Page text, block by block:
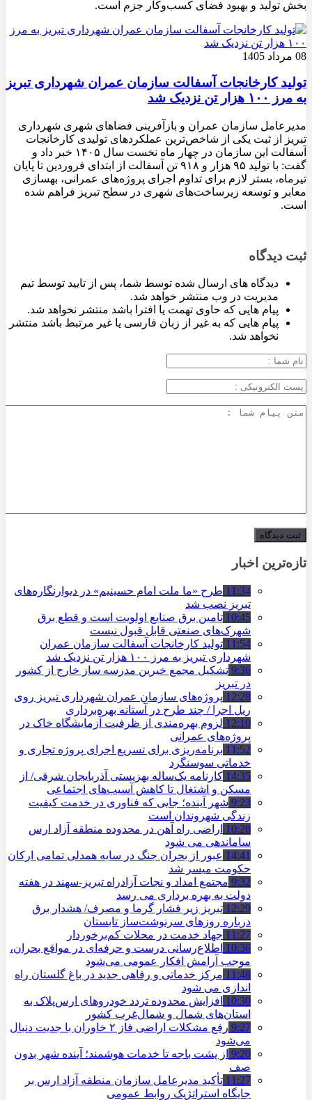
بخش تولید و بهبود فضای کسب‌وکار جزم است.
08 مرداد 1405
تولید کارخانجات آسفالت سازمان عمران شهرداری تبریز
به مرز ۱۰۰ هزار تن نزدیک شد
مدیرعامل سازمان عمران و بازآفرینی فضاهای شهری شهرداری
تبریز از ثبت یکی از شاخص‌ترین عملکردهای تولیدی کارخانجات
آسفالت این سازمان در چهار ماه نخست سال ۱۴۰۵ خبر داد و
گفت: با تولید ۹۵ هزار و ۹۱۸ تن آسفالت از ابتدای فروردین تا پایان
تیرماه، بستر لازم برای تداوم اجرای پروژه‌های عمرانی، بهسازی
معابر و توسعه زیرساخت‌های شهری در سطح تبریز فراهم شده
است.
ثبت دیدگاه
دیدگاه های ارسال شده توسط شما، پس از تایید توسط تیم
مدیریت در وب منتشر خواهد شد.
پیام هایی که حاوی تهمت یا افترا باشد منتشر نخواهد شد.
پیام هایی که به غیر از زبان فارسی یا غیر مرتبط باشد منتشر
نخواهد شد.
تازه‌ترین اخبار
11:34 طرح «ما ملت امام حسینیم» در دیوارنگاره‌های
تبریز نصب شد
10:45 تامین برق صنایع اولویت است و قطع برق
شهرک‌های صنعتی قابل قبول نیست
11:54 تولید کارخانجات آسفالت سازمان عمران
شهرداری تبریز به مرز ۱۰۰ هزار تن نزدیک شد
9:36 تشکیل مجمع خیرین مدرسه ‌ساز خارج از کشور
در تبریز
12:28 پروژه‌های سازمان عمران شهرداری تبریز روی
ریل اجرا / چند طرح در آستانه بهره‌برداری
12:10 لزوم بهره‌مندی از ظرفیت آزمایشگاه خاک در
پروژه‌های عمرانی
11:52 برنامه‌ریزی برای تسریع اجرای پروژه تجاری و
خدماتی سوسنگرد
14:35 کارنامه یک‌ساله بهزیستی آذربایجان شرقی/ از
مسکن و اشتغال تا کاهش آسیب‌های اجتماعی
9:23 شهر آینده؛ جایی که فناوری در خدمت کیفیت
زندگی شهروندان است
10:28 اراضی راه آهن در محدوده منطقه آزاد ارس
ساماندهی می شود
14:41 عبور از بحران جنگ در سایه همدلی تمامی ارکان
حکومت میسر شد
9:32 مجتمع امداد و نجات آزادراه تبریز-سهند در هفته
دولت به بهره ‌برداری می‌ رسد
12:29 تبریز زیر فشار گرما و مصرف/ هشدار برق
درباره روزهای سرنوشت‌ساز تابستان
11:27 جهاد خدمت در محلات کم‌برخوردار
10:36 اطلاع‌رسانی درست و حرفه‌ای در مواقع بحران،
موجب آرامش افکار عمومی می‌شود
11:48 مرکز خدماتی و رفاهی جدید در باغ گلستان راه
اندازی می شود
10:30 افزایش محدوده تردد خودروهای ارس‌پلاک به
استان‌های شمال و شمال‌غرب کشور
9:27
رفع مشکلات اراضی فاز ۲ خاوران با جدیت دنبال
می‌شود
9:20 از پشت باجه تا خدمات هوشمند؛ آینده شهر بدون
صف
11:27 تأکید مدیرعامل سازمان منطقه آزاد ارس بر
جایگاه استراتژیک روابط عمومی